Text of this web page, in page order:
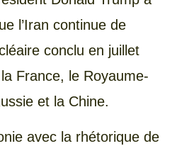
l’Iran continue de
conclu en juillet
France, le Royaume-
et la Chine.
avec la rhétorique de